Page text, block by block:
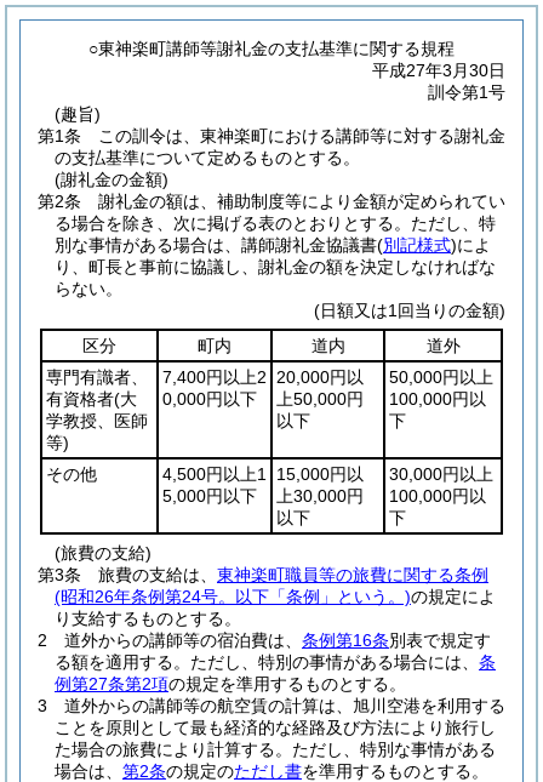
○東神楽町講師等謝礼金の支払基準に関する規程
平成27年3月30日
訓令第1号
(趣旨)
第1条
この訓令は、東神楽町における講師等に対する謝礼金
の支払基準について定めるものとする。
(謝礼金の金額)
第2条
謝礼金の額は、補助制度等により金額が定められてい
る場合を除き、次に掲げる表のとおりとする。 ただし、特
別な事情がある場合は、講師謝礼金協議書(別記様式)によ
り、町長と事前に協議し、謝礼金の額を決定しなければな
らない。
(日額又は1回当りの金額)
区分
町内 道内
道外
専門有識者、
有資格者(大
学教授、医師
等)
7,400円以上2
0,000円以下
20,000円以
上50,000円
以下
50,000円以上
100,000円以
下
その他
4,500円以上1
5,000円以下
15,000円以
上30,000円
以下
30,000円以上
100,000円以
下
(旅費の支給)
第3条
旅費の支給は、 東神楽町職員等の旅費に関する条例
(昭和26年条例第24号。以下「条例」という。)の規定によ
り支給するものとする。
2
道外からの講師等の宿泊費は、 条例第16条別表で規定す
る額を適用する。 ただし、特別の事情がある場合には、 条
例第27条第2項の規定を準用するものとする。
3
道外からの講師等の航空賃の計算は、旭川空港を利用する
ことを原則として最も経済的な経路及び方法により旅行し
た場合の旅費により計算する。 ただし、特別な事情がある
場合は、 第2条の規定のただし書を準用するものとする。